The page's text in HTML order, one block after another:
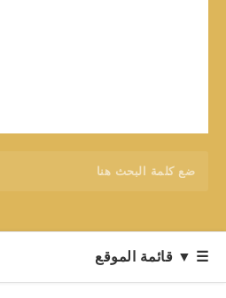
☰ ▼ قائمة الموقع